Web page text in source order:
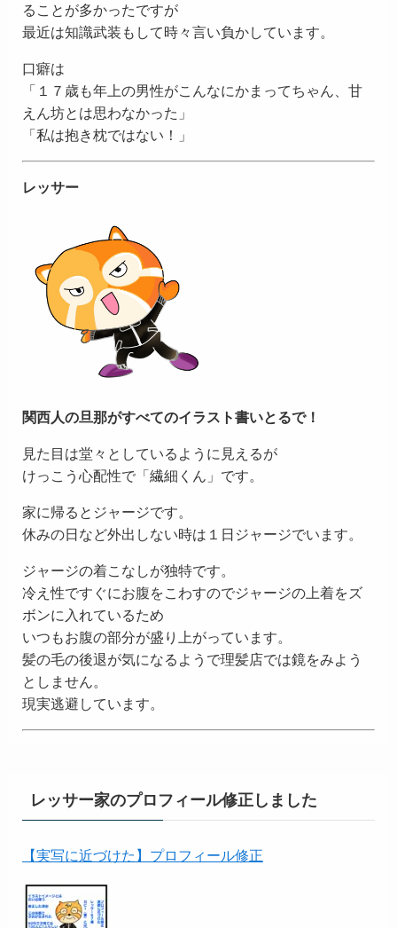
ることが多かったですが
最近は知識武装もして時々言い負かしています。
口癖は
「１７歳も年上の男性がこんなにかまってちゃん、甘
えん坊とは思わなかった」
「私は抱き枕ではない！」
レッサー
関西人の旦那がすべてのイラスト書いとるで！
見た目は堂々としているように見えるが
けっこう心配性で「繊細くん」です。
家に帰るとジャージです。
休みの日など外出しない時は１日ジャージでいます。
ジャージの着こなしが独特です。
冷え性ですぐにお腹をこわすのでジャージの上着をズ
ボンに入れているため
いつもお腹の部分が盛り上がっています。
髪の毛の後退が気になるようで理髪店では鏡をみよう
としません。
現実逃避しています。
レッサー家のプロフィール修正しました
【実写に近づけた】プロフィール修正